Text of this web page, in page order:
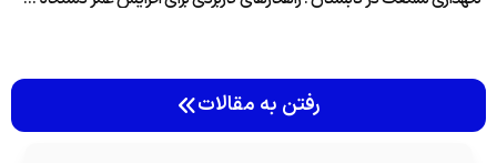
رفتن به مقالات